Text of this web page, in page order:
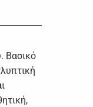
Βασικό